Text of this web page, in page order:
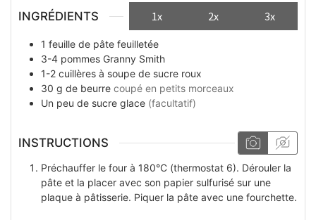
INGRÉDIENTS 1x 2x 3x
1 feuille de pâte feuilletée
3-4 pommes Granny Smith
1-2 cuillères à soupe de sucre roux
30 g de beurre coupé en petits morceaux
Un peu de sucre glace (facultatif)
INSTRUCTIONS
Préchauffer le four à 180°C (thermostat 6). Dérouler la
pâte et la placer avec son papier sulfurisé sur une
plaque à pâtisserie. Piquer la pâte avec une fourchette.